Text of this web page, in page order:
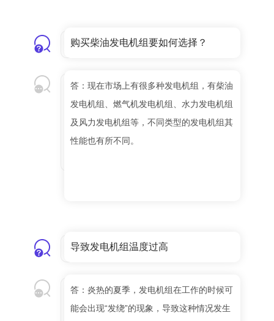
购买柴油发电机组要如何选择？
答：现在市场上有很多种发电机组，有柴油
发电机组、燃气机发电机组、水力发电机组
及风力发电机组等，不同类型的发电机组其
性能也有所不同。
导致发电机组温度过高
答：炎热的夏季，发电机组在工作的时候可
能会出现“发绕”的现象，导致这种情况发生